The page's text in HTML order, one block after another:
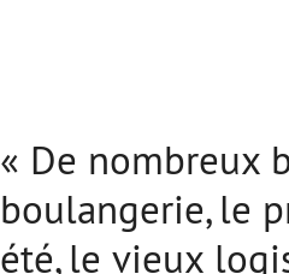
« De nombreux
boulangerie, le
été, le vieux